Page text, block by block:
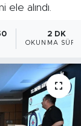
alındı.
2 DK
OKUNMA